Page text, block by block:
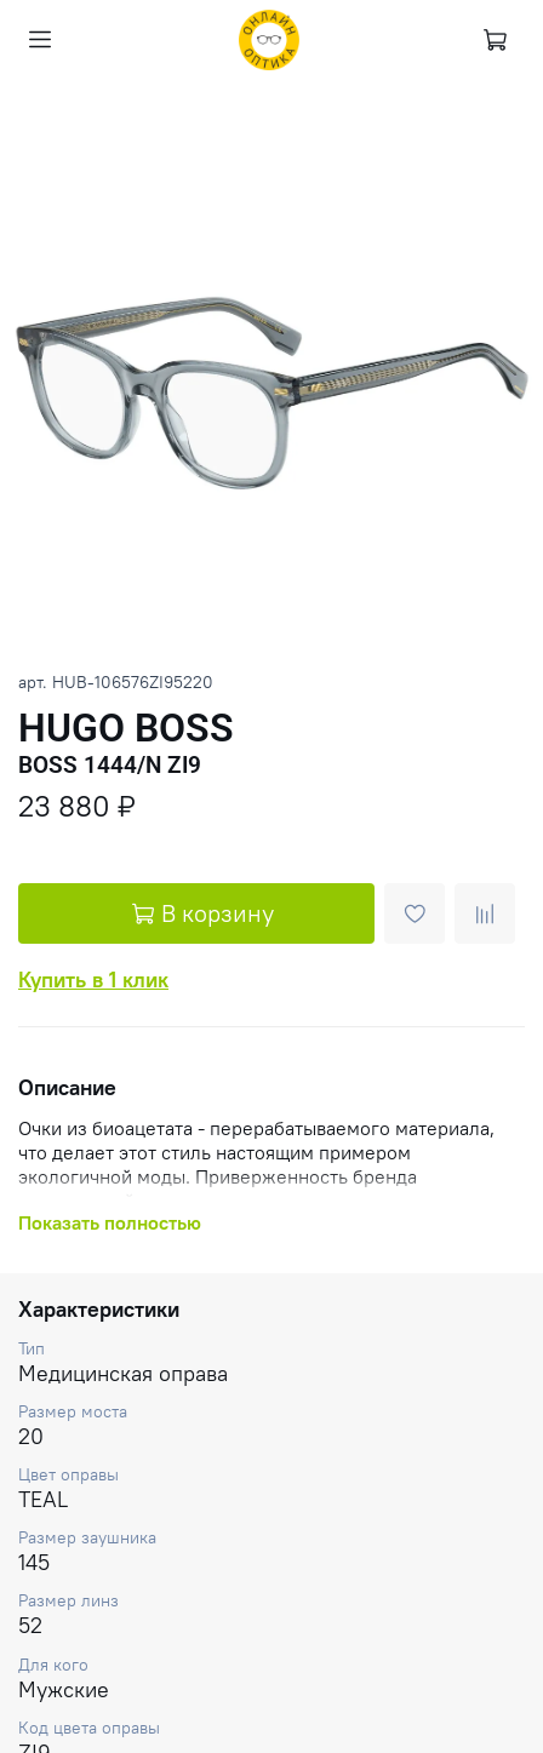
арт. HUB-106576ZI95220
HUGO BOSS
BOSS 1444/N ZI9
23 880 ₽
В корзину
Купить в 1 клик
Описание
Очки из биоацетата - перерабатываемого материала,
что делает этот стиль настоящим примером
экологичной моды. Приверженность бренда
«RESPONSIBLE’», которое можно увидеть на
добавляют нотку чистого, решительного стиля BOSS.
Показать полностью
Характеристики
Тип
Медицинская оправа
Размер моста
20
Цвет оправы
TEAL
Размер заушника
145
Размер линз
52
Для кого
Мужские
Код цвета оправы